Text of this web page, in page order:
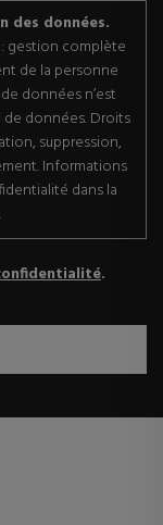
des données.
: gestion complète
de la personne
données n’est
de données. Droits
suppression,
Informations
dans la
.